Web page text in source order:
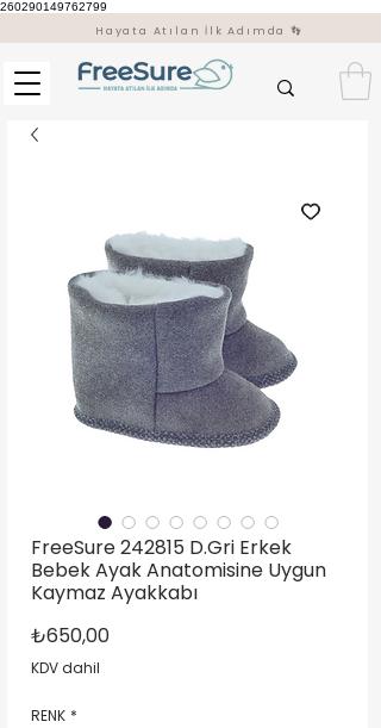
260290149762799
Hayata Atılan İlk Adımda 👣
FreeSure 242815 D.Gri Erkek
Bebek Ayak Anatomisine Uygun
Kaymaz Ayakkabı
₺650,00Fiyat
KDV dahil
RENK *